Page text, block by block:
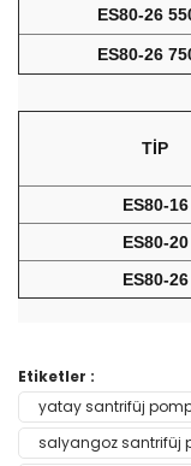
ES80-26
ES80-26
TİP
ES80-16
ES80-20
ES80-26
Bu
Bu ürünün fiyat
konularda yetersiz
kullanarak
Görüş ve
Etiketler :
yatay santrifüj
salyangoz santrifüj